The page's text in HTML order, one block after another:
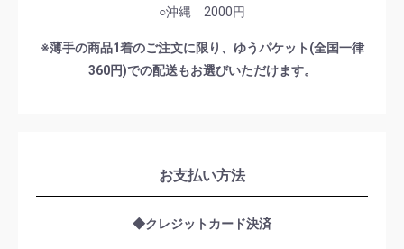
○沖縄 2000円
※薄手の商品1着のご注文に限り、ゆうパケット(全国一律
360円)での配送もお選びいただけます。
お支払い方法
◆クレジットカード決済